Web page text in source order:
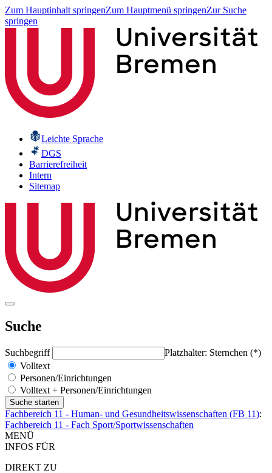
Zum Hauptinhalt springenZum Hauptmenü springenZur Suche
springen
Leichte Sprache
DGS
Barrierefreiheit
Intern
Sitemap
Suche
Suchbegriff
Platzhalter: Sternchen (*)
Volltext
Personen/Einrichtungen
Volltext + Personen/Einrichtungen
Fachbereich 11 - Human- und Gesundheitswissenschaften (FB 11):
Fachbereich 11 - Fach Sport/Sportwissenschaften
MENÜ
INFOS FÜR
DIREKT ZU